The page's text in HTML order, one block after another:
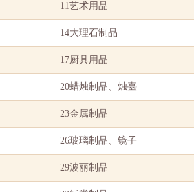
11艺术用品
14大理石制品
17厨具用品
20蜡烛制品、烛臺
23金属制品
26玻璃制品、镜子
29波丽制品